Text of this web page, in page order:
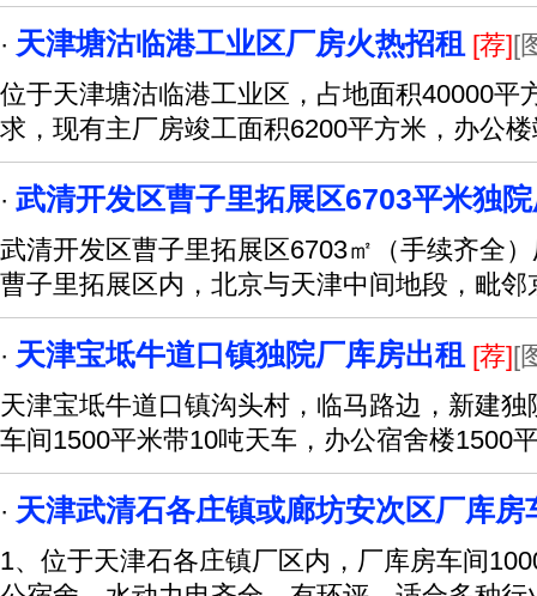
· 天津塘沽临港工业区厂房火热招租 [荐][
位于天津塘沽临港工业区，占地面积40000平
求，现有主厂房竣工面积6200平方米，办公
· 武清开发区曹子里拓展区6703平米独
武清开发区曹子里拓展区6703㎡（手续齐全
曹子里拓展区内，北京与天津中间地段，毗邻
· 天津宝坻牛道口镇独院厂库房出租 [荐][
天津宝坻牛道口镇沟头村，临马路边，新建
车间1500平米带10吨天车，办公宿舍楼1500
· 天津武清石各庄镇或廊坊安次区厂库房
1、位于天津石各庄镇厂区内，厂库房车间